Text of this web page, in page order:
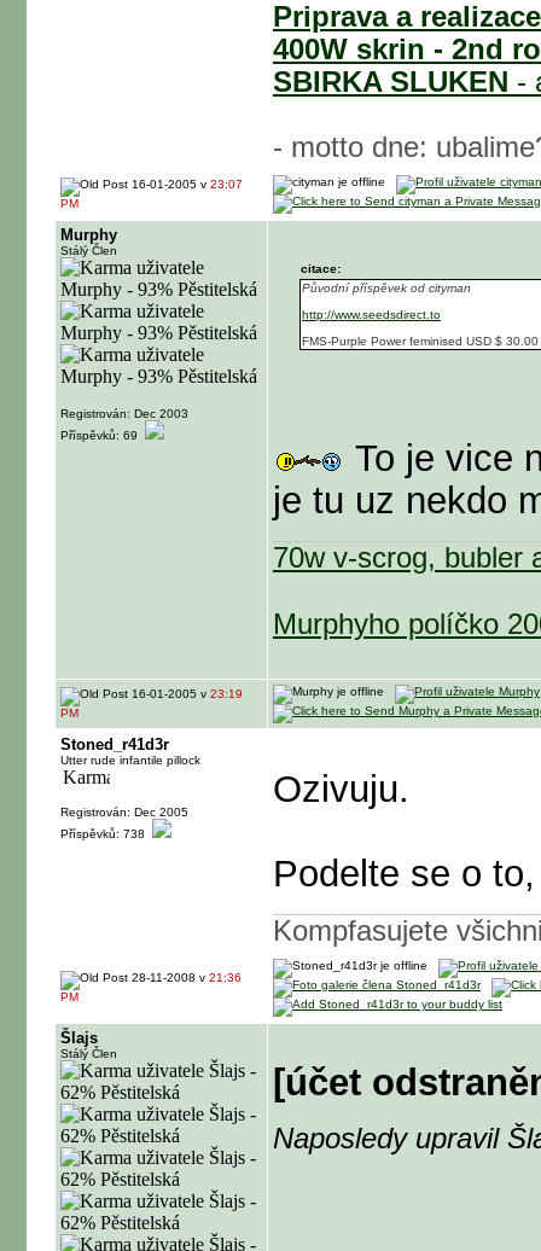
Priprava a
400W skrin - 2nd
SBIRKA SLUKEN -
- motto dne:
16-01-2005 v 23:07
PM
Murphy
Stálý Člen
Registrován: Dec 2003
Příspěvků: 69
citace:
Původní příspěvek od cityman
http://www.seedsdirect.to
FMS-Purple Power feminised USD $
To je vice
je tu uz nekdo
70w v-scrog, bubler
Murphyho políčko
16-01-2005 v 23:19
PM
Stoned_r41d3r
Utter rude infantile pillock
Registrován: Dec 2005
Příspěvků: 738
Ozivuju.
Podelte se o
Kompfasujete
28-11-2008 v 21:36
PM
Šlajs
Stálý Člen
[účet
Naposledy upravil